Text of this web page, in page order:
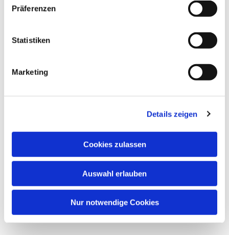
Präferenzen
Statistiken
Marketing
Details zeigen
Cookies zulassen
Auswahl erlauben
Nur notwendige Cookies
Dies könnte Sie auch